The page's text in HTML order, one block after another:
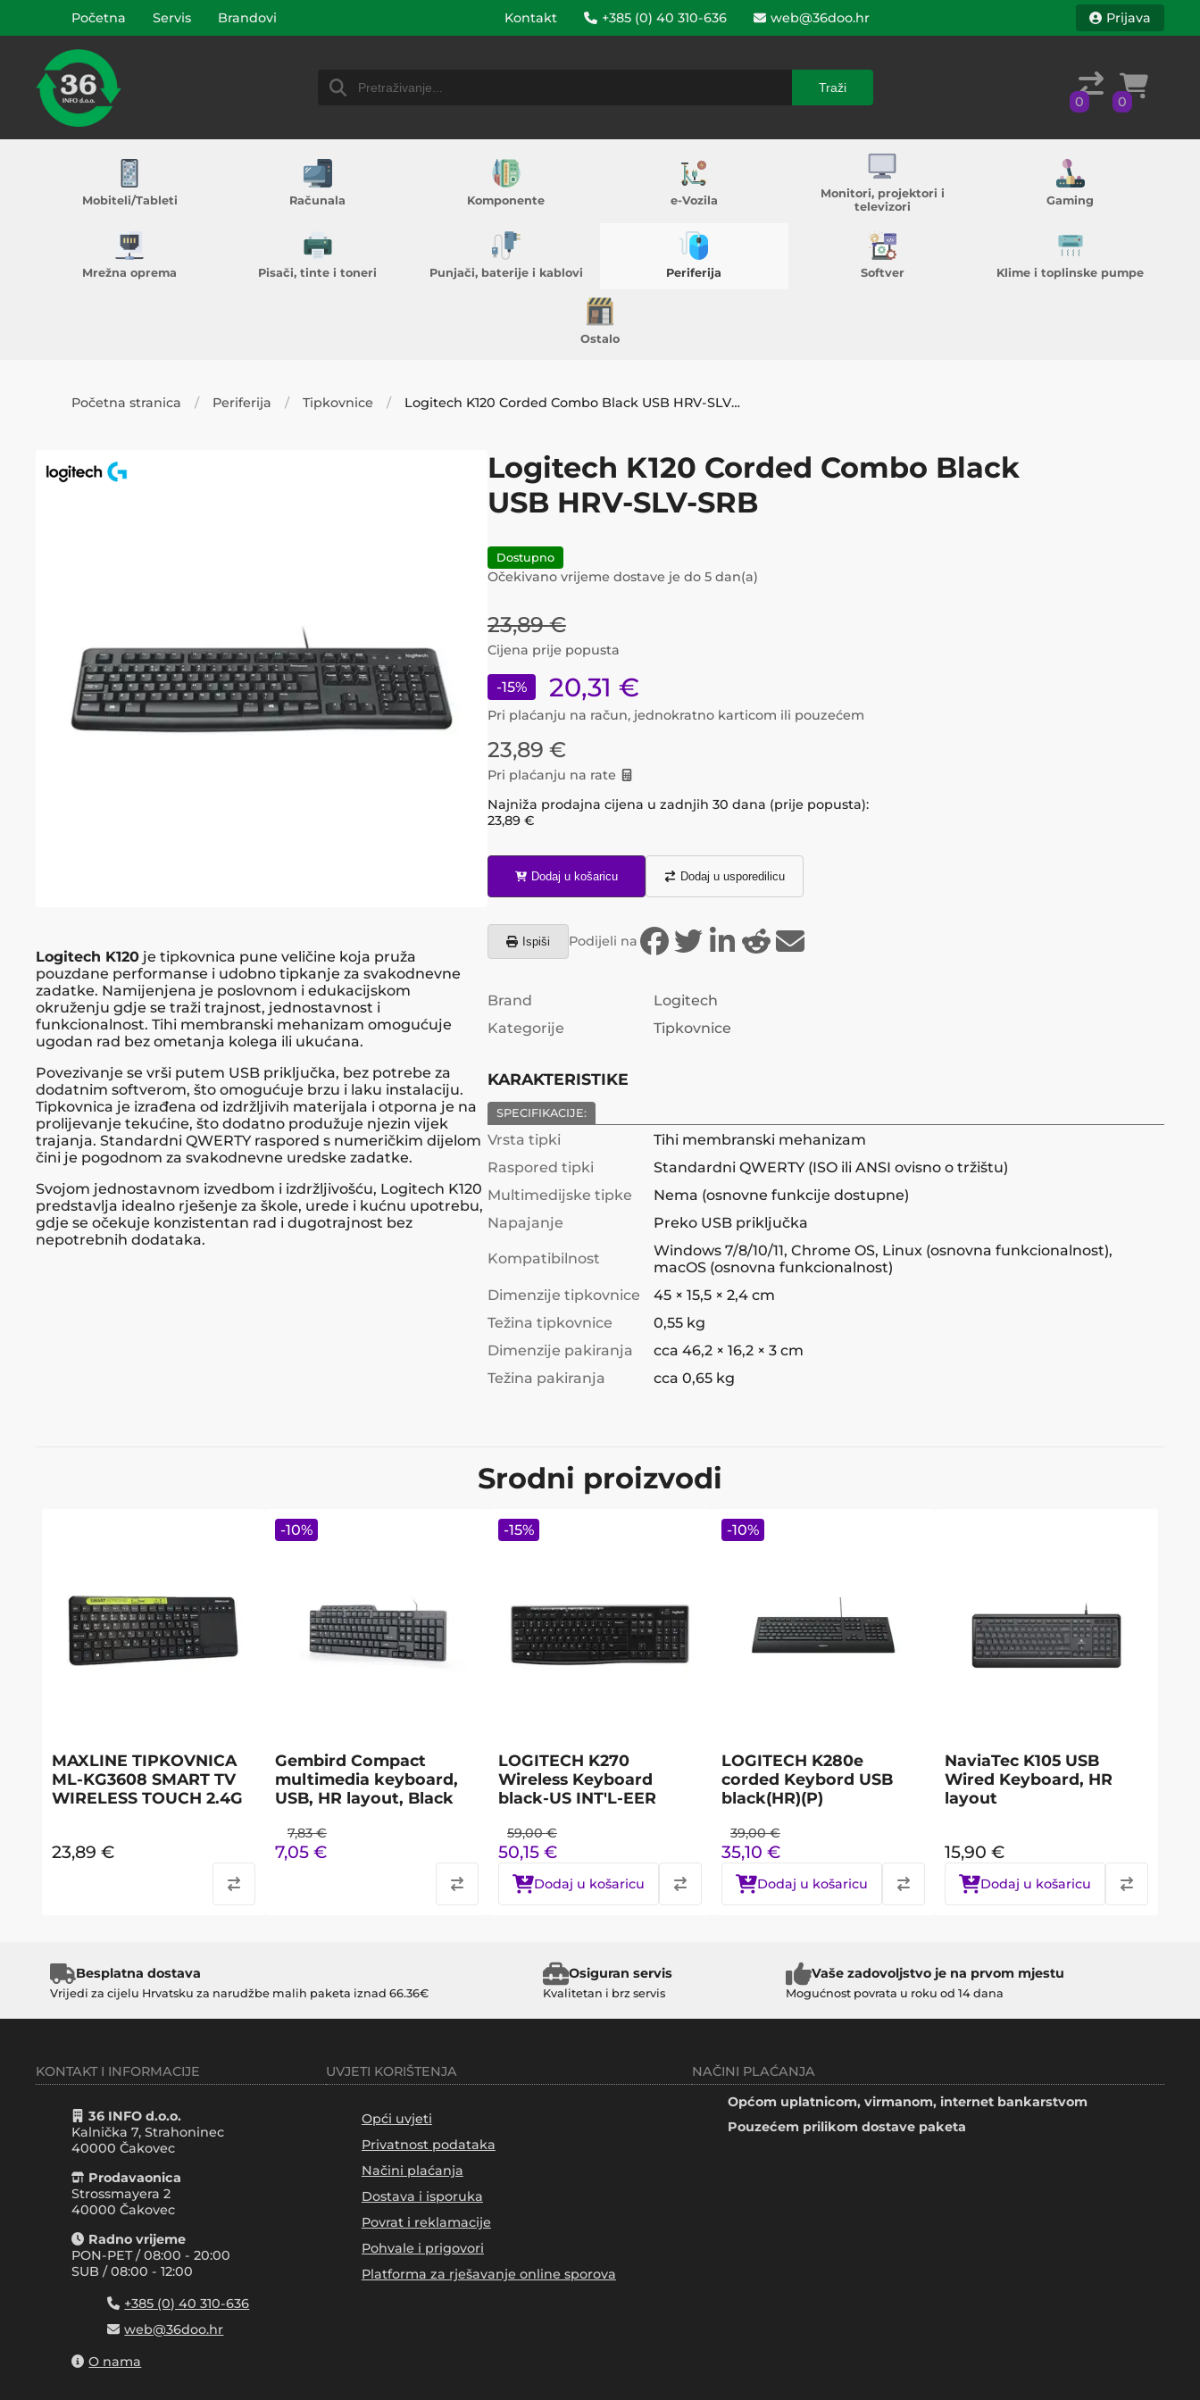
Traži
Početna Servis Brandovi Kontakt +385 (0) 40 310-636 web@36doo.hr Prijava
Traži
0 0
Mobiteli/Tableti Računala Komponente e-Vozila
Monitori, projektori i
televizori
Gaming
Mrežna oprema Pisači, tinte i toneri Punjači, baterije i kablovi Periferija Softver Klime i toplinske pumpe
Ostalo
Početna stranica Periferija Tipkovnice Logitech K120 Corded Combo Black USB HRV-SLV-SRB
Logitech K120 je tipkovnica pune veličine koja pruža
pouzdane performanse i udobno tipkanje za svakodnevne
zadatke. Namijenjena je poslovnom i edukacijskom
okruženju gdje se traži trajnost, jednostavnost i
funkcionalnost. Tihi membranski mehanizam omogućuje
ugodan rad bez ometanja kolega ili ukućana.
Povezivanje se vrši putem USB priključka, bez potrebe za
dodatnim softverom, što omogućuje brzu i laku instalaciju.
Tipkovnica je izrađena od izdržljivih materijala i otporna je na
prolijevanje tekućine, što dodatno produžuje njezin vijek
trajanja. Standardni QWERTY raspored s numeričkim dijelom
čini je pogodnom za svakodnevne uredske zadatke.
Svojom jednostavnom izvedbom i izdržljivošću, Logitech K120
predstavlja idealno rješenje za škole, urede i kućnu upotrebu,
gdje se očekuje konzistentan rad i dugotrajnost bez
nepotrebnih dodataka.
Logitech K120 Corded Combo Black
USB HRV-SLV-SRB
Dostupno
Očekivano vrijeme dostave je do 5dan(a)
23,89 €
Cijena prije popusta
-15% 20,31 €
Pri plaćanju na račun, jednokratno karticom ili pouzećem
23,89 €
Pri plaćanju na rate
Najniža prodajna cijena u zadnjih 30 dana (prije popusta):
23,89 €
Dodaj u košaricu Dodaj u usporedilicu
Ispiši Podijeli na
Brand
Logitech
Kategorije
Tipkovnice
KARAKTERISTIKE
SPECIFIKACIJE:
Vrsta tipki
Tihi membranski mehanizam
Raspored tipki
Standardni QWERTY (ISO ili ANSI ovisno o tržištu)
Multimedijske tipke
Nema (osnovne funkcije dostupne)
Napajanje
Preko USB priključka
Kompatibilnost
Windows 7/8/10/11, Chrome OS, Linux (osnovna funkcionalnost),
macOS (osnovna funkcionalnost)
Dimenzije tipkovnice
45 × 15,5 × 2,4 cm
Težina tipkovnice
0,55 kg
Dimenzije pakiranja
cca 46,2 × 16,2 × 3 cm
Težina pakiranja
cca 0,65 kg
Srodni proizvodi
MAXLINE TIPKOVNICA
ML-KG3608 SMART TV
WIRELESS TOUCH 2.4G
23,89 €
Gembird Compact
multimedia keyboard,
USB, HR layout, Black
7,83 €
7,05 €
-10%
LOGITECH K270
Wireless Keyboard
black-US INT'L-EER
59,00 €
50,15 €
Dodaj u košaricu
-15%
LOGITECH K280e
corded Keybord USB
black(HR)(P)
39,00 €
35,10 €
Dodaj u košaricu
-10%
NaviaTec K105 USB
Wired Keyboard, HR
layout
15,90 €
Dodaj u košaricu
Besplatna dostava
Vrijedi za cijelu Hrvatsku za narudžbe malih paketa iznad 66.36€
Osiguran servis
Kvalitetan i brz servis
Vaše zadovoljstvo je na prvom mjestu
Mogućnost povrata u roku od 14 dana
KONTAKT I INFORMACIJE
36 INFO d.o.o.
Kalnička 7, Strahoninec
40000 Čakovec
Prodavaonica
Strossmayera 2
40000 Čakovec
Radno vrijeme
PON-PET / 08:00 - 20:00
SUB / 08:00 - 12:00
+385 (0) 40 310-636
web@36doo.hr
O nama
UVJETI KORIŠTENJA
Opći uvjeti
Privatnost podataka
Načini plaćanja
Dostava i isporuka
Povrat i reklamacije
Pohvale i prigovori
Platforma za rješavanje online sporova
NAČINI PLAĆANJA
Općom uplatnicom, virmanom, internet bankarstvom
Pouzećem prilikom dostave paketa